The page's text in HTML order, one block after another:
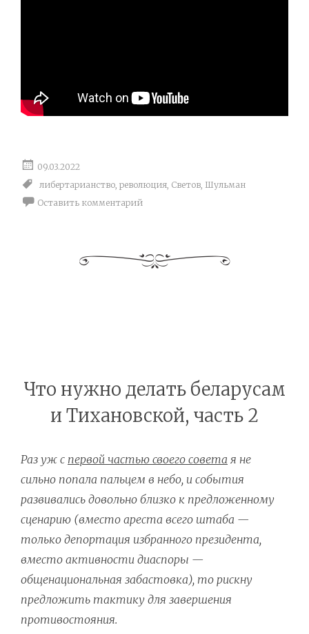
09.03.2022
либертарианство революция Светов Шульман
Оставить комментарий
Что нужно делать беларусам
и Тихановской, часть 2
Раз уж с первой частью своего совета я не
сильно попала пальцем в небо, и события
развивались довольно близко к предложенному
сценарию (вместо ареста всего штаба —
только депортация избранного президента,
вместо активности диаспоры —
общенациональная забастовка), то рискну
предложить тактику для завершения
противостояния.